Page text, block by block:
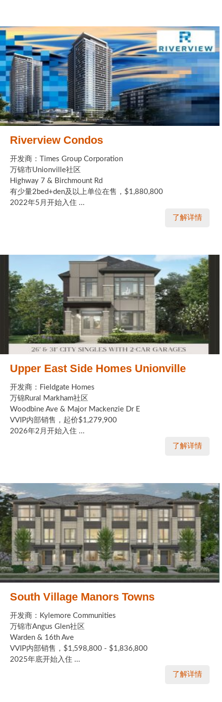
Riverview Condos
开发商：Times Group Corporation
万锦市Unionville社区
Highway 7 & Birchmount Rd
有少量2bed+den及以上单位在售，$1,880,800
2022年5月开始入住 ...
了解详情
Upper East Side Homes Unionville
开发商：Fieldgate Homes
万锦Rural Markham社区
Woodbine Ave & Major Mackenzie Dr E
VVIP内部销售，起价$1,279,900
2026年2月开始入住 ...
了解详情
South Village Manors Towns
开发商：Kylemore Communities
万锦市Angus Glen社区
Warden & 16th Ave
VVIP内部销售，$1,598,800 - $1,836,800
2025年底开始入住 ...
了解详情